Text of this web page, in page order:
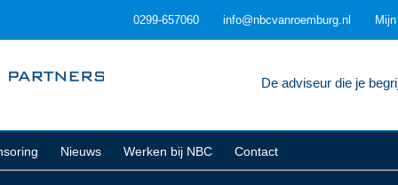
0299-657060 info@nbcvanroemburg.nl
De adviseur die je
Nieuws Werken bij NBC Contact